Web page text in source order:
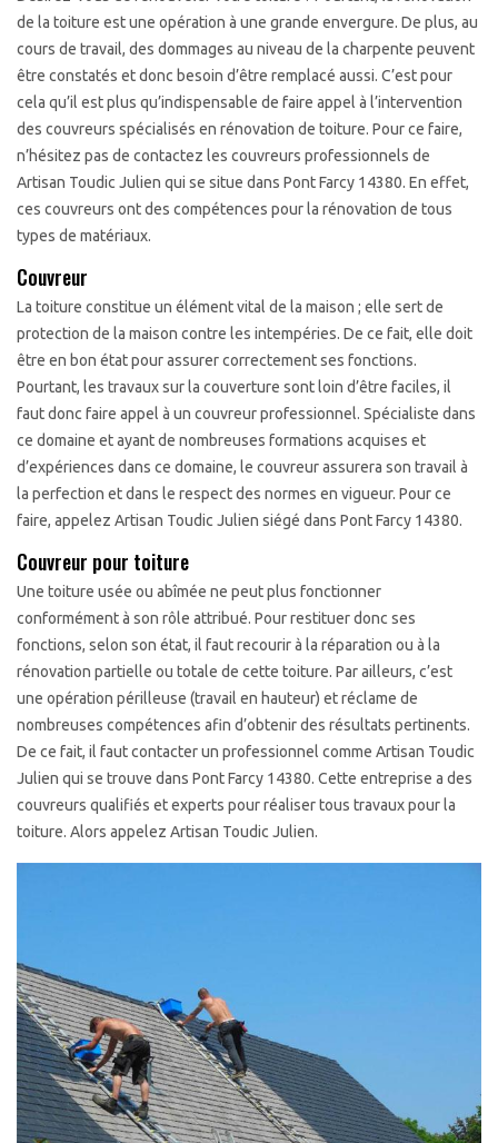
de la toiture est une opération à une grande envergure. De plus, au
cours de travail, des dommages au niveau de la charpente peuvent
être constatés et donc besoin d’être remplacé aussi. C’est pour
cela qu’il est plus qu’indispensable de faire appel à l’intervention
des couvreurs spécialisés en rénovation de toiture. Pour ce faire,
n’hésitez pas de contactez les couvreurs professionnels de
Artisan Toudic Julien qui se situe dans Pont Farcy 14380. En effet,
ces couvreurs ont des compétences pour la rénovation de tous
types de matériaux.
Couvreur
La toiture constitue un élément vital de la maison ; elle sert de
protection de la maison contre les intempéries. De ce fait, elle doit
être en bon état pour assurer correctement ses fonctions.
Pourtant, les travaux sur la couverture sont loin d’être faciles, il
faut donc faire appel à un couvreur professionnel. Spécialiste dans
ce domaine et ayant de nombreuses formations acquises et
d’expériences dans ce domaine, le couvreur assurera son travail à
la perfection et dans le respect des normes en vigueur. Pour ce
faire, appelez Artisan Toudic Julien siégé dans Pont Farcy 14380.
Couvreur pour toiture
Une toiture usée ou abîmée ne peut plus fonctionner
conformément à son rôle attribué. Pour restituer donc ses
fonctions, selon son état, il faut recourir à la réparation ou à la
rénovation partielle ou totale de cette toiture. Par ailleurs, c’est
une opération périlleuse (travail en hauteur) et réclame de
nombreuses compétences afin d’obtenir des résultats pertinents.
De ce fait, il faut contacter un professionnel comme Artisan Toudic
Julien qui se trouve dans Pont Farcy 14380. Cette entreprise a des
couvreurs qualifiés et experts pour réaliser tous travaux pour la
toiture. Alors appelez Artisan Toudic Julien.